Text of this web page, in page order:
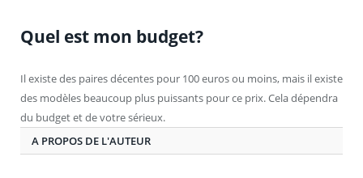
Quel est mon budget?
Il existe des paires décentes pour 100 euros ou moins, mais il existe
des modèles beaucoup plus puissants pour ce prix. Cela dépendra
du budget et de votre sérieux.
A PROPOS DE L'AUTEUR